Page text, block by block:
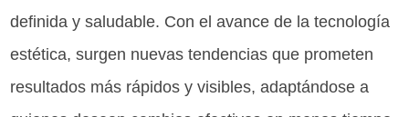
definida y saludable. Con el avance de la tecnología
estética, surgen nuevas tendencias que prometen
resultados más rápidos y visibles, adaptándose a